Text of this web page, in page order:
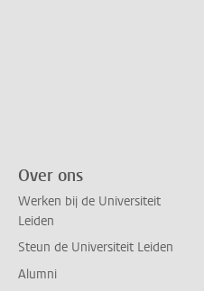
Over ons
Werken bij de Universiteit
Leiden
Steun de Universiteit Leiden
Alumni